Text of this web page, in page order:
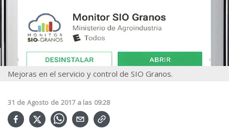
Mejoras en el servicio y control de SIO Granos.
31 de Agosto de 2017 a las 09:28